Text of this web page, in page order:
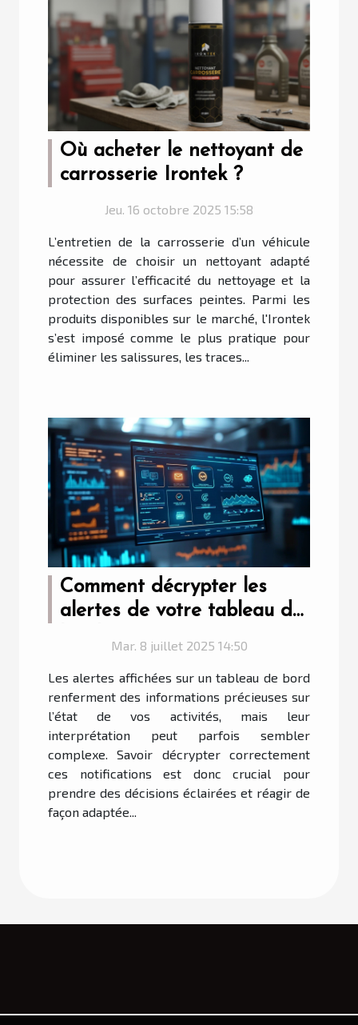
Où acheter le nettoyant de
carrosserie Irontek ?
Jeu. 16 octobre 2025 15:58
L’entretien de la carrosserie d’un véhicule
nécessite de choisir un nettoyant adapté
pour assurer l’efficacité du nettoyage et la
protection des surfaces peintes. Parmi les
produits disponibles sur le marché, l'Irontek
s’est imposé comme le plus pratique pour
éliminer les salissures, les traces...
Comment décrypter les
alertes de votre tableau de
Mar. 8 juillet 2025 14:50
Les alertes affichées sur un tableau de bord
renferment des informations précieuses sur
l’état de vos activités, mais leur
interprétation peut parfois sembler
complexe. Savoir décrypter correctement
ces notifications est donc crucial pour
prendre des décisions éclairées et réagir de
façon adaptée...